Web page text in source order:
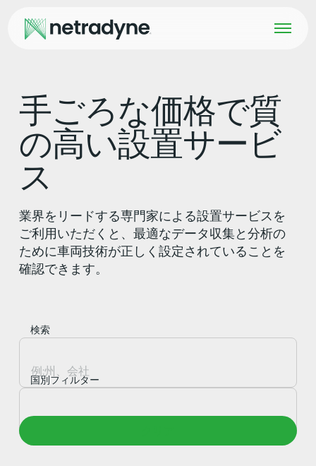
手ごろな価格で質
の高い設置サービ
ス
業界をリードする専門家による設置サービスを
ご利用いただくと、最適なデータ収集と分析の
ために車両技術が正しく設定されていることを
確認できます。
検索
国別フィルター